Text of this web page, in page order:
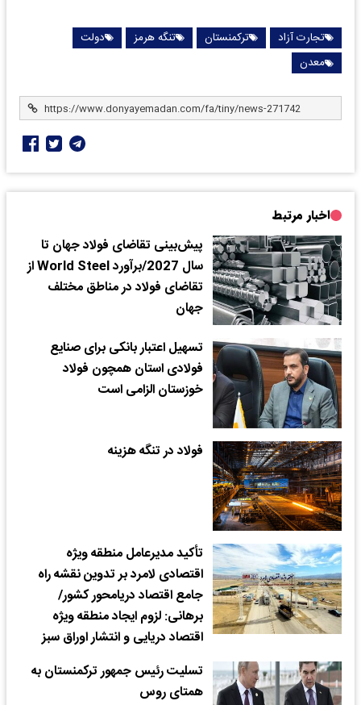
تجارت آزاد ترکمنستان تنگه هرمز
دولت
معدن
اخبار مرتبط
پیش‌بینی تقاضای فولاد جهان تا
سال 2027/برآورد World Steel از
تقاضای فولاد در مناطق مختلف
جهان
تسهیل اعتبار بانکی برای صنایع
فولادی استان همچون فولاد
خوزستان الزامی است
فولاد در تنگه هزینه
تأکید مدیرعامل منطقه ویژه
اقتصادی لامرد بر تدوین نقشه راه
جامع اقتصاد دریامحور کشور/
برهانی: لزوم ایجاد منطقه ویژه
اقتصاد دریایی و انتشار اوراق سبز
تسلیت رئیس جمهور ترکمنستان به
همتای روس